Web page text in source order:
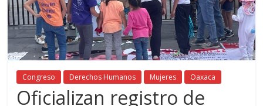
Congreso Derechos Humanos Mujeres Oaxaca
Oficializan registro de